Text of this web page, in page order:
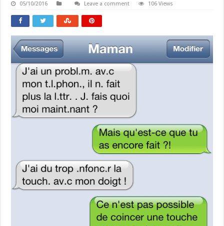
05/10/2016 Leave a comment 106 Views